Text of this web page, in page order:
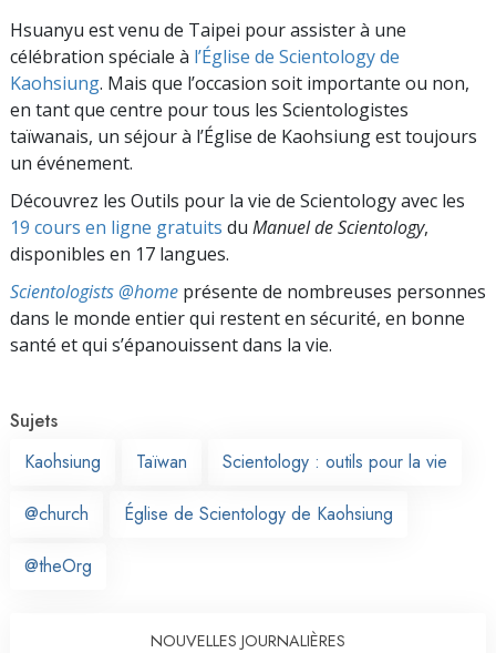
Hsuanyu est venu de Taipei pour assister à une
célébration spéciale à l’Église de Scientology de
Kaohsiung. Mais que l’occasion soit importante ou non,
en tant que centre pour tous les Scientologistes
taïwanais, un séjour à l’Église de Kaohsiung est toujours
un événement.
Découvrez les Outils pour la vie de Scientology avec les
19 cours en ligne gratuits du Manuel de Scientology,
disponibles en 17 langues.
Scientologists @home présente de nombreuses personnes
dans le monde entier qui restent en sécurité, en bonne
santé et qui s’épanouissent dans la vie.
Sujets
Kaohsiung
Taïwan Scientology : outils pour la vie
@church Église de Scientology de Kaohsiung
@theOrg
NOUVELLES JOURNALIÈRES